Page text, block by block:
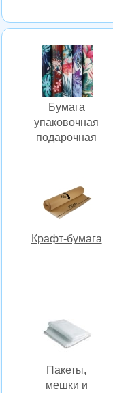
Бумага
упаковочная
подарочная
Крафт-бумага
Пакеты,
мешки и